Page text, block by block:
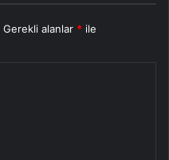
Gerekli alanlar * ile